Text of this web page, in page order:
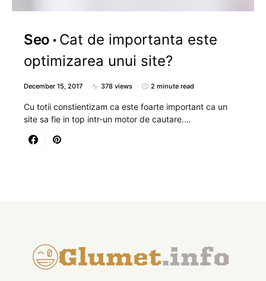
Seo
Cat de importanta este
optimizarea unui site?
December 15, 2017 378 views 2 minute read
Cu totii constientizam ca este foarte important ca un
site sa fie in top intr-un motor de cautare.…